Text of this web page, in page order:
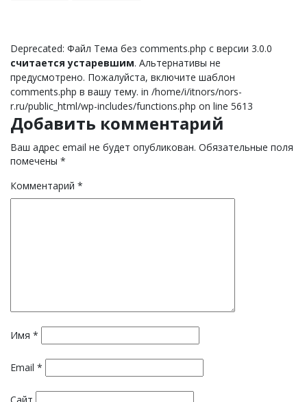
Deprecated: Файл Тема без comments.php с версии 3.0.0
считается устаревшим. Альтернативы не
предусмотрено. Пожалуйста, включите шаблон
comments.php в вашу тему. in /home/i/itnors/nors-
r.ru/public_html/wp-includes/functions.php on line 5613
Добавить комментарий
Ваш адрес email не будет опубликован. Обязательные поля
помечены *
Комментарий *
Имя *
Email *